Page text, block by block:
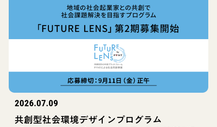
2026.07.09
共創型社会環境デザインプログラム